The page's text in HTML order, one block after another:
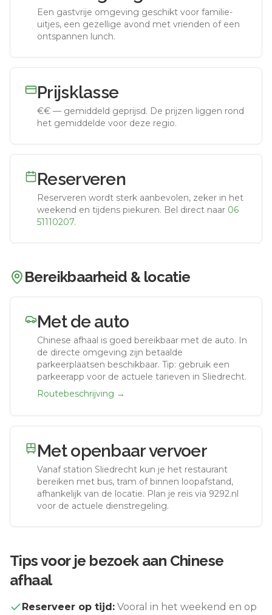
Een gastvrije omgeving geschikt voor familie-
uitjes, een gezellige avond met vrienden of een
ontspannen lunch.
Prijsklasse
€€ — gemiddeld geprijsd. De prijzen liggen rond
het gemiddelde voor deze regio.
Reserveren
Reserveren wordt sterk aanbevolen, zeker in het
weekend en tijdens piekuren. Bel direct naar 06
51110207.
Bereikbaarheid & locatie
Met de auto
Chinese afhaal is goed bereikbaar met de auto. In
de directe omgeving zijn betaalde
parkeerplaatsen beschikbaar. Tip: gebruik een
parkeerapp voor de actuele tarieven in Sliedrecht.
Routebeschrijving →
Met openbaar vervoer
Vanaf station Sliedrecht kun je het restaurant
bereiken met bus, tram of binnen loopafstand,
afhankelijk van de locatie. Plan je reis via 9292.nl
voor de actuele dienstregeling.
Tips voor je bezoek aan Chinese
afhaal
Reserveer op tijd: Vooral in het weekend en op